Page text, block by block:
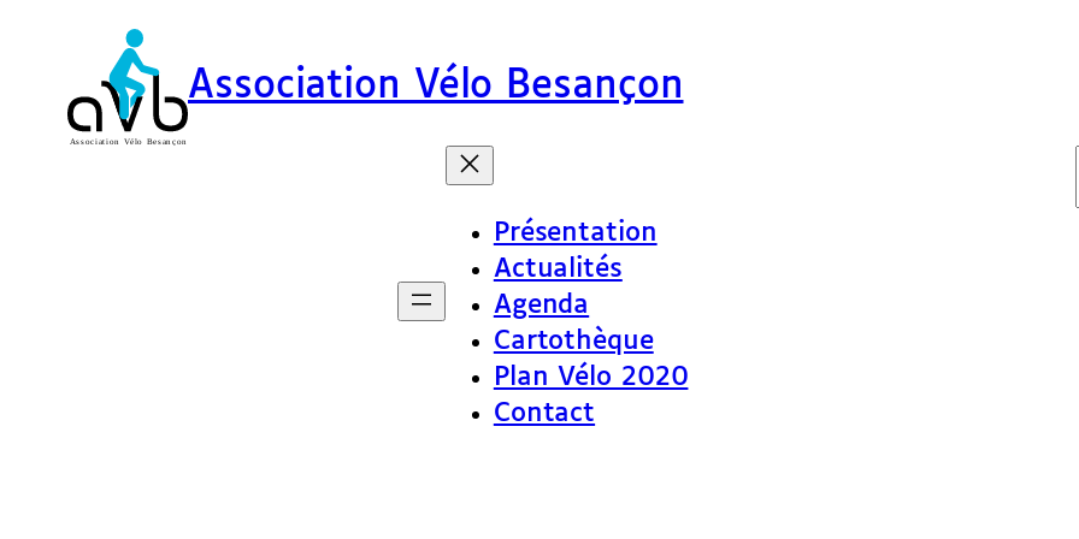
Association Vélo Besançon
Présentation
Actualités
Agenda
Cartothèque
Plan Vélo 2020
Contact